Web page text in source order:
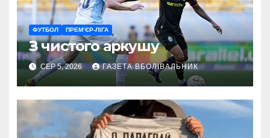
ФУТБОЛ ПРЕМ’ЄР-ЛІГА
З чистого аркушу
СЕР 5, 2026 ГАЗЕТА ВБОЛІВАЛЬНИК